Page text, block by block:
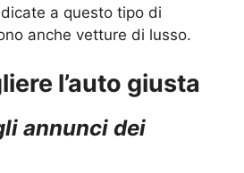
a questo tipo di
anche vetture di lusso.
l’auto giusta
annunci dei